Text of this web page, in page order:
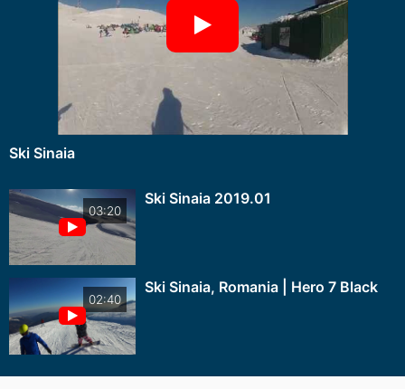
Ski Sinaia
03:20
Ski Sinaia 2019.01
02:40
Ski Sinaia, Romania | Hero 7 Black